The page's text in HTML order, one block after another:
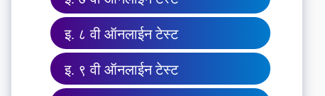
इ. ८ वी ऑनलाईन टेस्ट
इ. ९ वी ऑनलाईन टेस्ट